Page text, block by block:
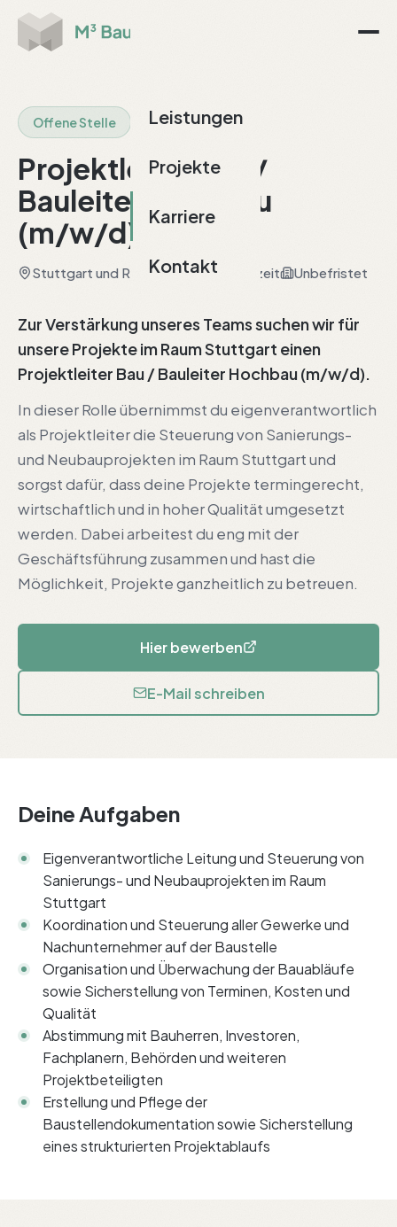
Leistungen
Projekte
Karriere
Kontakt
Offene Stelle
Projektleiter Bau /
Bauleiter Hochbau
(m/w/d)
Stuttgart und Raum Stuttgart Vollzeit Unbefristet
Zur Verstärkung unseres Teams suchen wir für
unsere Projekte im Raum Stuttgart einen
Projektleiter Bau / Bauleiter Hochbau (m/w/d).
In dieser Rolle übernimmst du eigenverantwortlich
als Projektleiter die Steuerung von Sanierungs-
und Neubauprojekten im Raum Stuttgart und
sorgst dafür, dass deine Projekte termingerecht,
wirtschaftlich und in hoher Qualität umgesetzt
werden. Dabei arbeitest du eng mit der
Geschäftsführung zusammen und hast die
Möglichkeit, Projekte ganzheitlich zu betreuen.
Hier bewerben
E-Mail schreiben
Deine Aufgaben
Eigenverantwortliche Leitung und Steuerung von
Sanierungs- und Neubauprojekten im Raum
Stuttgart
Koordination und Steuerung aller Gewerke und
Nachunternehmer auf der Baustelle
Organisation und Überwachung der Bauabläufe
sowie Sicherstellung von Terminen, Kosten und
Qualität
Abstimmung mit Bauherren, Investoren,
Fachplanern, Behörden und weiteren
Projektbeteiligten
Erstellung und Pflege der
Baustellendokumentation sowie Sicherstellung
eines strukturierten Projektablaufs